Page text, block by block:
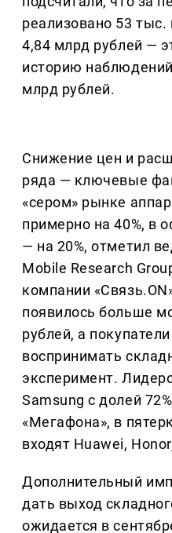
реализовано 53 тыс.
4,84 млрд рублей —
историю
млрд рублей.
Снижение цен и
ряда — ключевые
«сером» рынке
примерно на 40%, в
— на 20%, отметил
Mobile Research
компании
появилось больше
рублей, а
воспринимать
эксперимент.
Samsung с долей
«Мегафона», в
входят Huawei,
Дополнительный
дать выход
ожидается в